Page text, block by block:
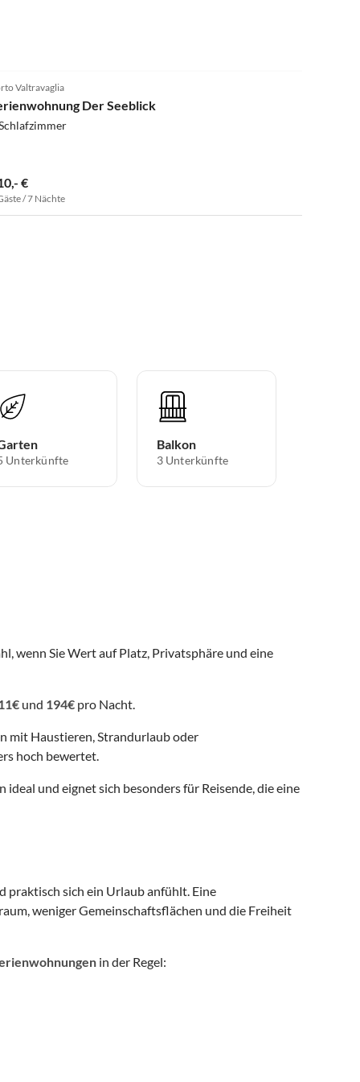
Valtravaglia
Der Seeblick
€
/ 7 Nächte
Unterkünfte
Balkon
3 Unterkünfte
wenn Sie Wert auf Platz, Privatsphäre und eine
und 194€ pro Nacht.
mit Haustieren, Strandurlaub oder
hoch bewertet.
und eignet sich besonders für Reisende, die eine
praktisch sich ein Urlaub anfühlt. Eine
weniger Gemeinschaftsflächen und die Freiheit
in der Regel: